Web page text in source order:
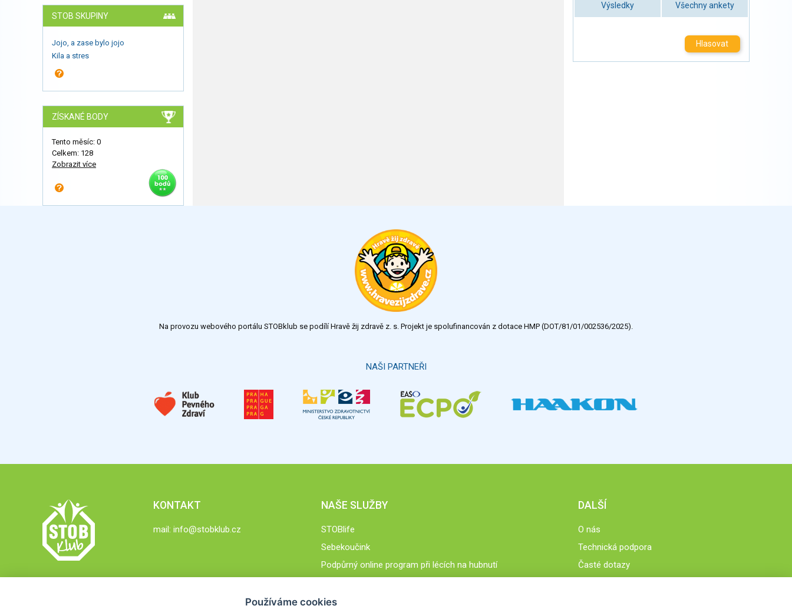
STOB SKUPINY
Jojo, a zase bylo jojo
Kila a stres
ZÍSKANÉ BODY
Tento měsíc: 0
Celkem: 128
Zobrazit více
Výsledky Všechny ankety
Hlasovat
Na provozu webového portálu STOBklub se podílí Hravě žij zdravě z. s. Projekt je spolufinancován z dotace HMP (DOT/81/01/002536/2025).
NAŠI PARTNEŘI
KONTAKT
mail: info@stobklub.cz
NAŠE SLUŽBY
STOBlife
Sebekoučink
Podpůrný online program při lécích na hubnutí
DALŠÍ
O nás
Technická podpora
Časté dotazy
Používáme cookies